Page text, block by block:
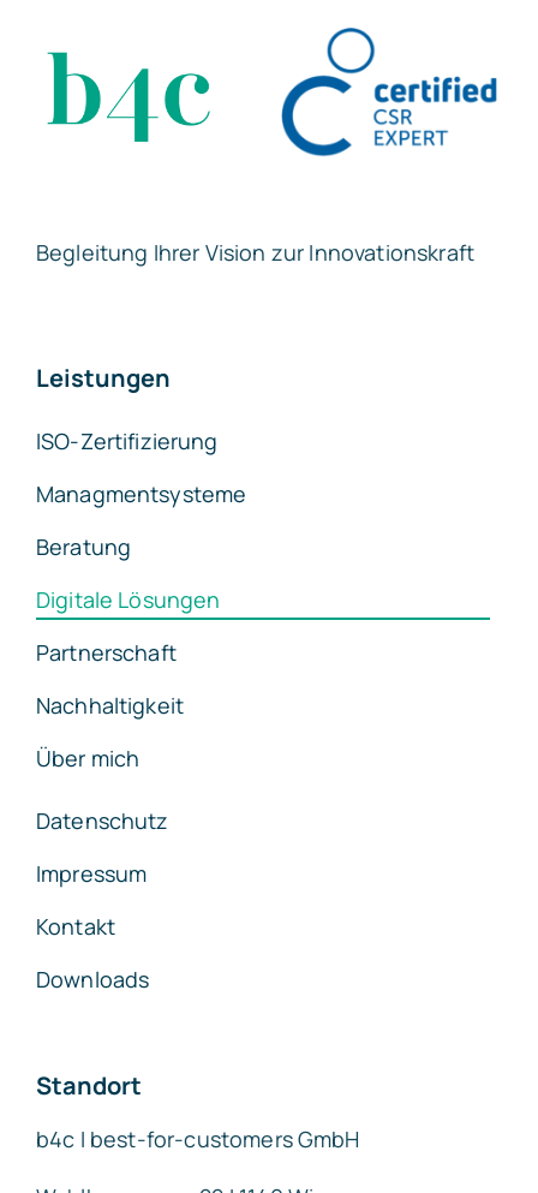
Begleitung Ihrer Vision zur Innovationskraft
Leistungen
ISO-Zertifizierung
Managmentsysteme
Beratung
Digitale Lösungen
Partnerschaft
Nachhaltigkeit
Über mich
Datenschutz
Impressum
Kontakt
Downloads
Standort
b4c I best-for-customers GmbH